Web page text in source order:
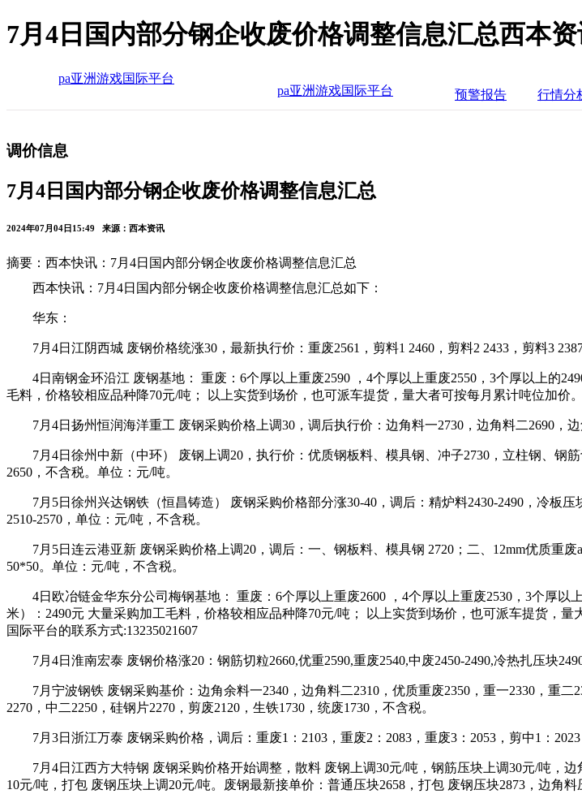
7月4日国内部分钢企收废价格调整信息汇总西本
pa亚洲游戏国际平台
pa亚洲游戏国际平台
预警报告 行情分
调价信息
7月4日国内部分钢企收废价格调整信息汇总
2024年07月04日15:49 来源：西本资讯
摘要：西本快讯：7月4日国内部分钢企收废价格调整信息汇总
西本快讯：7月4日国内部分钢企收废价格调整信息汇总如下：
华东：
7月4日江阴西城 废钢价格统涨30，最新执行价：重废2561，剪料1 2460，剪料2 2433，剪料3
4日南钢金环沿江 废钢基地： 重废：6个厚以上重废2590 ，4个厚以上重废2550，3个厚以上的
毛料，价格较相应品种降70元/吨； 以上实货到场价，也可派车提货，量大者可按每月累计吨位加价
7月4日扬州恒润海洋重工 废钢采购价格上调30，调后执行价：边角料一2730，边角料二2690，
7月4日徐州中新（中环） 废钢上调20，执行价：优质钢板料、模具钢、冲子2730，立柱钢、钢
2650，不含税。单位：元/吨。
7月5日徐州兴达钢铁（恒昌铸造） 废钢采购价格部分涨30-40，调后：精炉料2430-2490，冷板
2510-2570，单位：元/吨，不含税。
7月5日连云港亚新 废钢采购价格上调20，调后：一、钢板料、模具钢 2720；二、12mm优质重废
50*50。单位：元/吨，不含税。
4日欧冶链金华东分公司梅钢基地： 重废：6个厚以上重废2600 ，4个厚以上重废2530，3个厚以
米）：2490元 大量采购加工毛料，价格较相应品种降70元/吨； 以上实货到场价，也可派车提货，
国际平台的联系方式:13235021607
7月4日淮南宏泰 废钢价格涨20：钢筋切粒2660,优重2590,重废2540,中废2450-2490,冷热扎压块
7月宁波钢铁 废钢采购基价：边角余料一2340，边角料二2310，优质重废2350，重一2330，重
2270，中二2250，硅钢片2270，剪废2120，生铁1730，统废1730，不含税。
7月3日浙江万泰 废钢采购价格，调后：重废1：2103，重废2：2083，重废3：2053，剪中1：
7月4日江西方大特钢 废钢采购价格开始调整，散料 废钢上调30元/吨，钢筋压块上调30元/吨，
10元/吨，打包 废钢压块上调20元/吨。废钢最新接单价：普通压块2658，打包 废钢压块2873，边角